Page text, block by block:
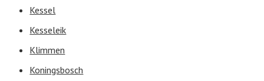
Kessel
Kesseleik
Klimmen
Koningsbosch